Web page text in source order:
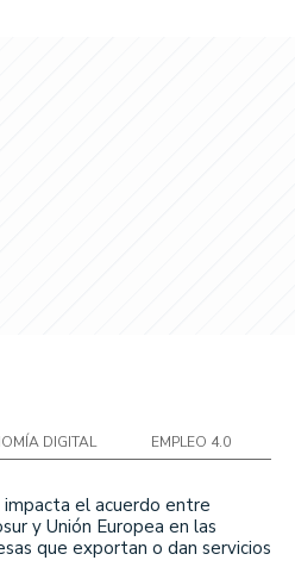
DIGITAL EMPLEO 4.0
impacta el acuerdo entre
y Unión Europea en las
que exportan o dan servicios